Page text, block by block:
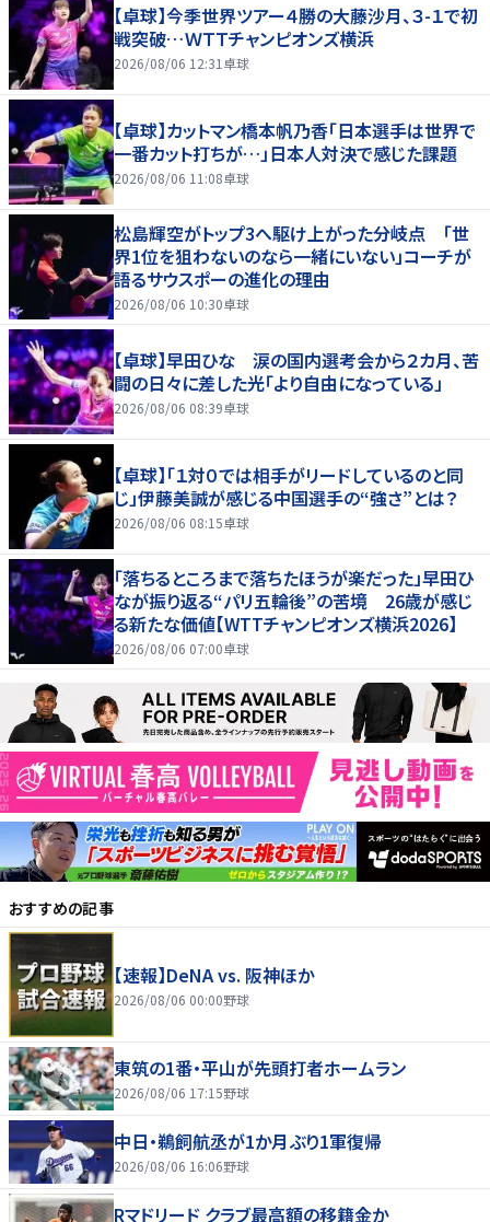
【卓球】今季世界ツアー４勝の大藤沙月、３-１で初
戦突破…ＷＴＴチャンピオンズ横浜
2026/08/06 12:31 卓球
【卓球】カットマン橋本帆乃香「日本選手は世界で
一番カット打ちが…」日本人対決で感じた課題
2026/08/06 11:08卓球
松島輝空がトップ3へ駆け上がった分岐点 「世
界1位を狙わないのなら一緒にいない」コーチが
語るサウスポーの進化の理由
2026/08/06 10:30卓球
【卓球】早田ひな 涙の国内選考会から２カ月、苦
闘の日々に差した光「より自由になっている」
2026/08/06 08:39卓球
【卓球】「１対０では相手がリードしているのと同
じ」伊藤美誠が感じる中国選手の“強さ”とは？
2026/08/06 08:15卓球
「落ちるところまで落ちたほうが楽だった」早田ひ
なが振り返る“パリ五輪後”の苦境 26歳が感じ
る新たな価値【WTTチャンピオンズ横浜2026】
2026/08/06 07:00卓球
おすすめの記事
【速報】DeNA vs. 阪神ほか
2026/08/06 00:00野球
東筑の1番・平山が先頭打者ホームラン
2026/08/06 17:15野球
中日・鵜飼航丞が1か月ぶり1軍復帰
2026/08/06 16:06野球
Rマドリード クラブ最高額の移籍金か